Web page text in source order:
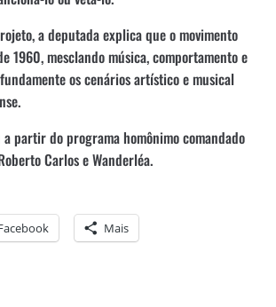
a deputada explica que o movimento
1960, mesclando música, comportamento e
os cenários artístico e musical
partir do programa homônimo comandado
Carlos e Wanderléa.
Mais